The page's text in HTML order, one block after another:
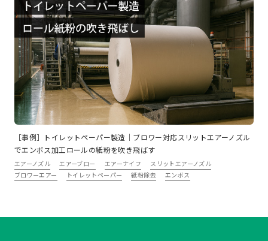
［事例］トイレットペーパー製造｜ブロワー対応スリットエアーノズル
でエンボス加工ロールの紙粉を吹き飛ばす
エアーノズル エアーブロー エアーナイフ
スリットエアーノズル
ブロワーエアー
トイレットペーパー 紙粉除去 エンボス